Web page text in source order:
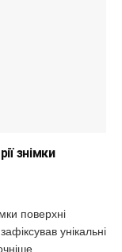
знімки
поверхні
унікальні